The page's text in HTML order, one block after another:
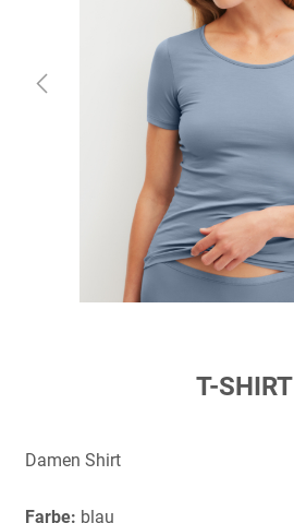
springen
T-SHIRT
Damen Shirt
Farbe: blau